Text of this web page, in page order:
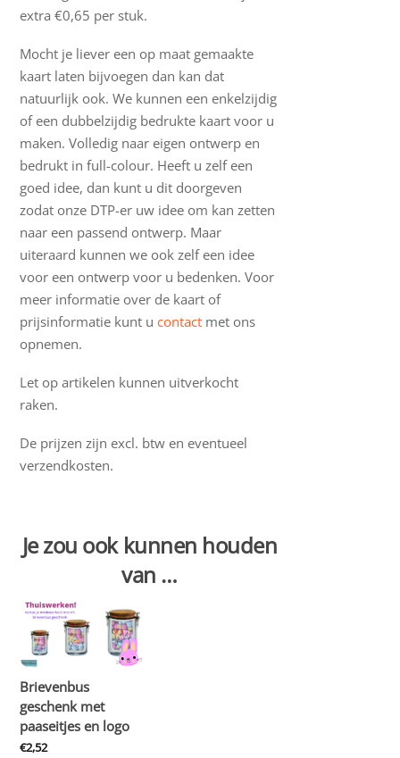
extra €0,65 per stuk.
Mocht je liever een op maat gemaakte
kaart laten bijvoegen dan kan dat
natuurlijk ook. We kunnen een enkelzijdig
of een dubbelzijdig bedrukte kaart voor u
maken. Volledig naar eigen ontwerp en
bedrukt in full-colour. Heeft u zelf een
goed idee, dan kunt u dit doorgeven
zodat onze DTP-er uw idee om kan zetten
naar een passend ontwerp. Maar
uiteraard kunnen we ook zelf een idee
voor een ontwerp voor u bedenken. Voor
meer informatie over de kaart of
prijsinformatie kunt ucontact met ons
opnemen.
Let op artikelen kunnen uitverkocht
raken.
De prijzen zijn excl. btw en eventueel
verzendkosten.
Je zou ook kunnen houden
van …
Brievenbus
geschenk met
paaseitjes en logo
€2,52